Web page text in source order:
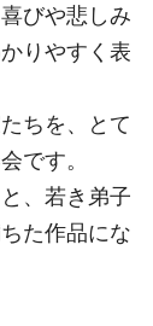
びや悲しみ
りやすく表
ちを、とて
です。
、若き弟子
た作品にな